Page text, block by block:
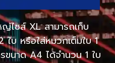
ญ่ไซส์ XL สามารถเก็บ
บ หรือใส่หมวกเต็มใบ 1
ขนาด A4 ได้จำนวน 1 ใบ